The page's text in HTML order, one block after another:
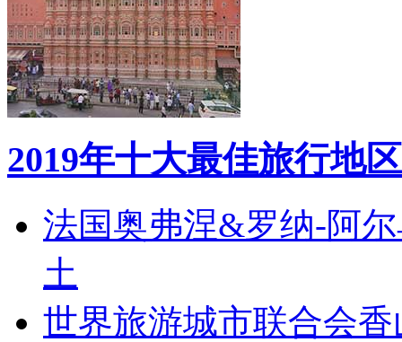
2019年十大最佳旅行地区
法国奥弗涅&罗纳-阿
土
世界旅游城市联合会